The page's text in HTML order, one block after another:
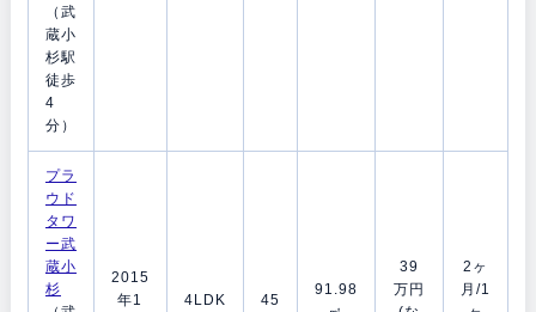
（武
蔵小
杉駅
徒歩
4
分）
プラ
ウド
タワ
ー武
蔵小
杉
2015
年1
4LDK 45
91.98
39
万円
2ヶ
月/1